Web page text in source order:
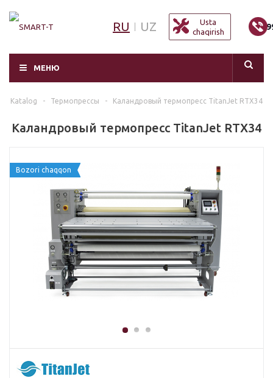
RU UZ
Usta
chaqirish
МЕНЮ
Katalog - Термопрессы - Каландровый термопресс TitanJet RTX34
Каландровый термопресс TitanJet RTX34
Bozori chaqqon